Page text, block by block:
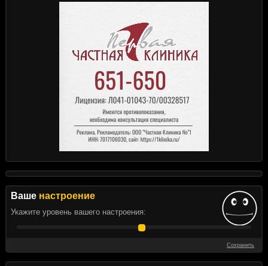
Ваше настроение
Укажите уровень вашего настроения:
Сохранить